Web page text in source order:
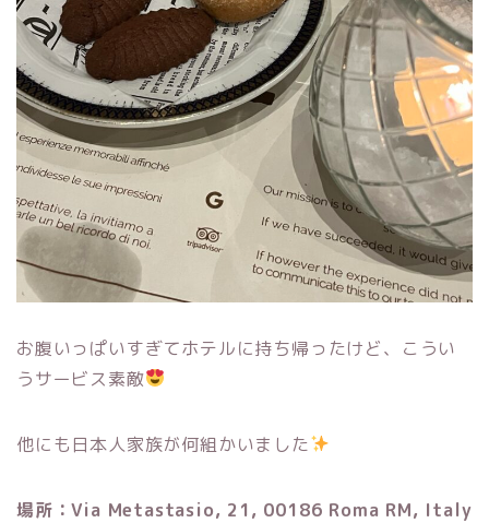
お腹いっぱいすぎてホテルに持ち帰ったけど、こうい
うサービス素敵
他にも日本人家族が何組かいました
場所：Via Metastasio, 21, 00186 Roma RM, Italy